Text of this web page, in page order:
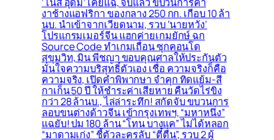
งาช้างแอฟริกา ของกลาง 250 กก. เกือบ 10 ล้า
นบ. นำเข้าจากเวียดนาม, รวบ ‘นายหวัง’
โปรแกรมเมอร์จีน แฮกค่ายเกมยักษ์ ฉก
Source Code ทำเกมเถื่อน ซุกคอนโด
สุขุมวิท, มิน พีชญา ขอบคุณศาลให้ประกันตัว
มั่นใจความบริสุทธิ์ตัวเอง เชื่อ ความจริงก็คือ
ความจริง, เปิดคำพิพากษา จำคุก ทิดแย้ม-สี
กาเก็น 50 ปี ให้ชำระค่าเสียหาย คืนวัดไร่ขิง
กว่า 28 ล้านบ., ไล่ล่าระทึก! สกัดจับ ขบวนการ
ลอบขนต่างด้าวจีน เข้ากรุงเทพฯ, “มหาหนึ่ง”
แฉยับ! ปม 180 ล้าน “โทน บางแค” ไม่ได้หลอก
“มาดามเก่ง” ชี้ตัวละครลับ “ตี๋ตื่น”, รวบ 2 ผู้